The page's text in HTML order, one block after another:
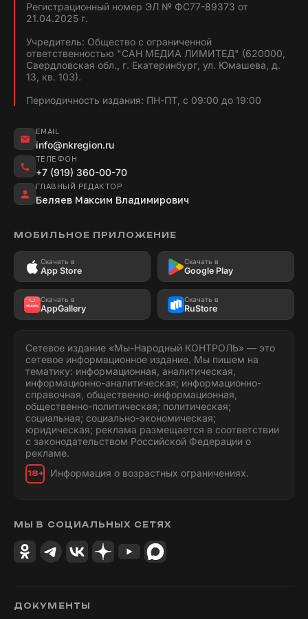
Регистрационный номер ЭЛ № ФС77-89373 от
21.04.2025 г.
Учредитель: Общество с ограниченной
ответственностью "САН МЕДИА ЛИМИТЕД" (620000,
Свердловская обл., г. Екатеринбург, ул. Юмашева, д.
13, кв. 103).
Периодичность издания: ПН-ПТ, с 09:00 до 19:00
EMAIL
info@nkregion.ru
ТЕЛЕФОН
+7 (919) 360-00-70
ГЛАВНЫЙ РЕДАКТОР
Беляев Максим Владимирович
МОБИЛЬНОЕ ПРИЛОЖЕНИЕ
Скачать в
App Store
Скачать в
Google Play
Скачать в
AppGallery
Скачать в
RuStore
Сетевое издание «Мы-Народный КОНТРОЛЬ» — это
сетевое информационное издание. Мы пишем на
тематику: информационная, аналитическая,
информационно-аналитическая; информационно-
справочная, общественно-информационная,
общественно-политическая; политическая;
социальная; социально-экономическая;
юридическая; реклама размещается в соответствии
с законодательством Российской Федерации о
рекламе.
18+ Информация о возрастных ограничениях.
МЫ В СОЦИАЛЬНЫХ СЕТЯХ
ДОКУМЕНТЫ